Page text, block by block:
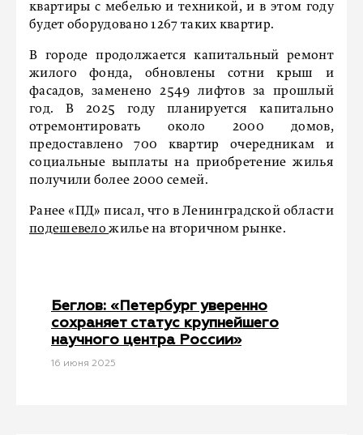
квартиры с мебелью и техникой, и в этом году
будет оборудовано 1267 таких квартир.
В городе продолжается капитальный ремонт
жилого фонда, обновлены сотни крыш и
фасадов, заменено 2549 лифтов за прошлый
год. В 2025 году планируется капитально
отремонтировать около 2000 домов,
предоставлено 700 квартир очередникам и
социальные выплаты на приобретение жилья
получили более 2000 семей.
Ранее «ПД» писал, что в Ленинградской области
подешевеложилье на вторичном рынке.
Беглов: «Петербург уверенно
сохраняет статус крупнейшего
научного центра России»
16 июня 2025